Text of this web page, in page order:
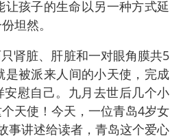
孩子的生命以另一种方式延
坦然。
肾脏、肝脏和一对眼角膜共5
是被派来人间的小天使，完成
慰自己。九月去世后几个小
天使！今天，一位青岛4岁女
事讲述给读者，青岛这个爱心